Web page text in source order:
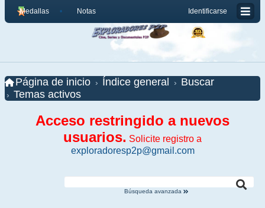
Identificarse
Medallas Notas
Página de inicio Índice general
Buscar
Temas activos
Acceso restringido a nuevos
usuarios. Solicite registro a
exploradoresp2p@gmail.com
Búsqueda avanzada